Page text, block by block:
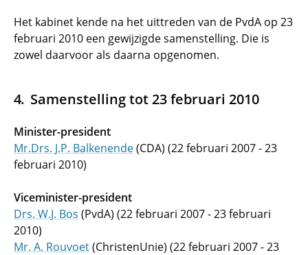
Het kabinet kende na het uittreden van de PvdA op 23
februari 2010 een gewijzigde samenstelling. Die is
zowel daarvoor als daarna opgenomen.
Samenstelling tot 23 februari 2010
Minister-president
Mr.Drs. J.P. Balkenende(CDA) (22 februari 2007 - 23
februari 2010)
Viceminister-president
Drs. W.J. Bos (PvdA) (22 februari 2007 - 23 februari
2010)
Mr. A. Rouvoet(ChristenUnie) (22 februari 2007 - 23